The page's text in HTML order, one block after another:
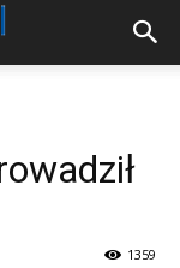
1359